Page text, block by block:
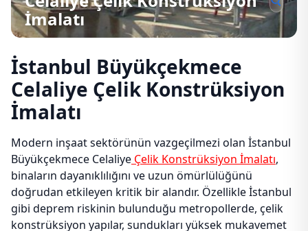
İmalatı
İstanbul Büyükçekmece
Celaliye Çelik Konstrüksiyon
İmalatı
Modern inşaat sektörünün vazgeçilmezi olan İstanbul
Büyükçekmece Celaliye Çelik Konstrüksiyon İmalatı,
binaların dayanıklılığını ve uzun ömürlülüğünü
doğrudan etkileyen kritik bir alandır. Özellikle İstanbul
gibi deprem riskinin bulunduğu metropollerde, çelik
konstrüksiyon yapılar, sundukları yüksek mukavemet